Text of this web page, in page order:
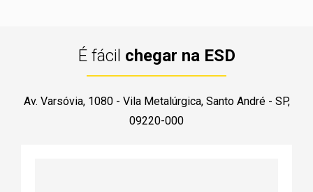
É fácil chegar na ESD
Av. Varsóvia, 1080 - Vila Metalúrgica, Santo André - SP,
09220-000